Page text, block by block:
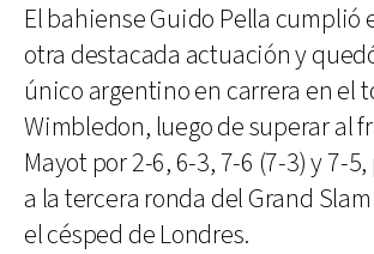
El bahiense Guido Pella cumplió
otra destacada actuación y
único argentino en carrera en el
Wimbledon, luego de superar al
Mayot por 2-6, 6-3, 7-6 (7-3) y 7-
a la tercera ronda del Grand
el césped de Londres.